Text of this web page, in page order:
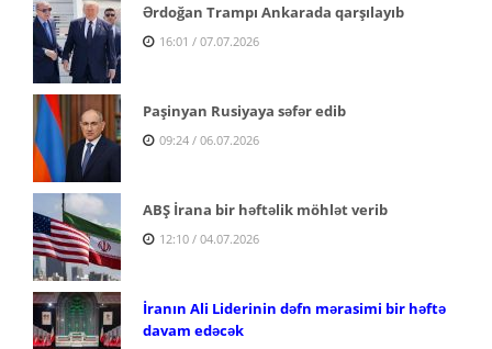
Ərdoğan Trampı Ankarada qarşılayıb
16:01 / 07.07.2026
Paşinyan Rusiyaya səfər edib
09:24 / 06.07.2026
ABŞ İrana bir həftəlik möhlət verib
12:10 / 04.07.2026
İranın Ali Liderinin dəfn mərasimi bir həftə
davam edəcək